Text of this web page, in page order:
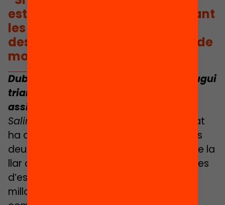
estudiants d’èxit acaben deixant
les escoles del seu barri estem
desposseint aquestes escoles de
motors”
Dubto que aquí l’escola concertada pugui
triar l’alumne vulnerable que li és
assignat.
Salima:
A França, qui vulgui anar al privat
ha d’aportar com a mínim les notes dels
deu darrers cursos. Totes, incloses les de la
llar d’infants. Hi ha molta demanda i llistes
d’espera i això els permet agafar els
millors, els que no tenen problemes de